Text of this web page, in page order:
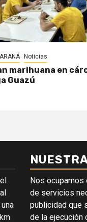
Noticias
marihuana en
Guazú
Nos
de servicios
publicidad que
de la ejecución